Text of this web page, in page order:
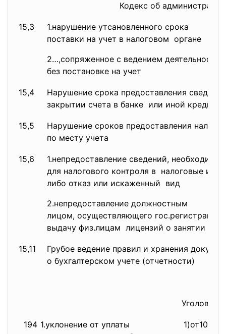
Кодекс об
15,3 1.нарушение утсановленного срока
поставки на учет в налоговом органе
2…,сопряженное с ведением деятельности
без постановке на учет
15,4
Нарушение срока предоставления
закрытии счета в банке или иной
15,5
Нарушение сроков предоставления
по месту учета
15,6
1.непредоставление сведений,
для налогового контроля в налоговые и
либо отказ или искаженный вид
2.непредоставление должностным
лицом, осуществляющего гос.
выдачу физ.лицам лицензий о занятии
15,11
Грубое ведение правил и хранения
о бухгалтерском учете (отчетности)
194 1.уклонение от уплаты